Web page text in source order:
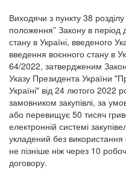
Виходячи з пункту 38 розділу
положення” Закону в період
стану в Україні, введеного
введення воєнного стану в
64/2022, затвердженим
Указу Президента України
Україні" від 24 лютого 2022
замовником закупівлі, за
або перевищує 50 тисяч
електронній системі
укладений без використання
не пізніше ніж через 10
договору.